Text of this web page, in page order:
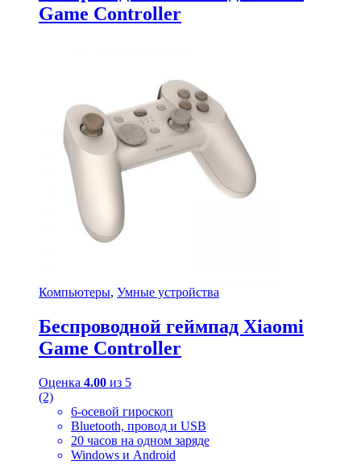
Game Controller
Компьютеры, Умные устройства
Беспроводной геймпад Xiaomi
Game Controller
Оценка 4.00 из 5
(2)
6-осевой гироскоп
Bluetooth, провод и USB
20 часов на одном заряде
Windows и Android